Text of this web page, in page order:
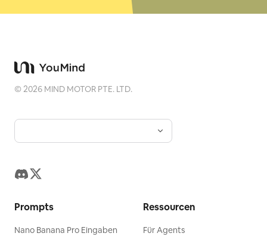
©2026 MIND MOTOR PTE. LTD.
Prompts
Nano Banana Pro Eingaben
Ressourcen
Für Agents